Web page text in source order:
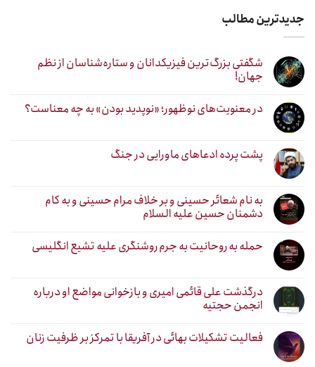
جدیدترین مطالب
شگفتی بزرگ‌ترین فیزیکدانان و ستاره‌شناسان از نظم
جهان!
در معنویت‌های نوظهور؛ «نوپدید بودن» به چه معناست؟
پشت پرده ادعاهای ماورایی در جنگ
به نام شعائر حسینی و بر خلاف مرام حسینی و به کام
دشمنان حسین علیه السلام
حمله به روحانیت به جرم روشنگری علیه تشیع انگلیسی
درگذشت علی قائمی امیری و بازخوانی مواضع او درباره
انجمن حجتیه
فعالیت تشکیلات بهائی در آفریقا با تمرکز بر ظرفیت زنان